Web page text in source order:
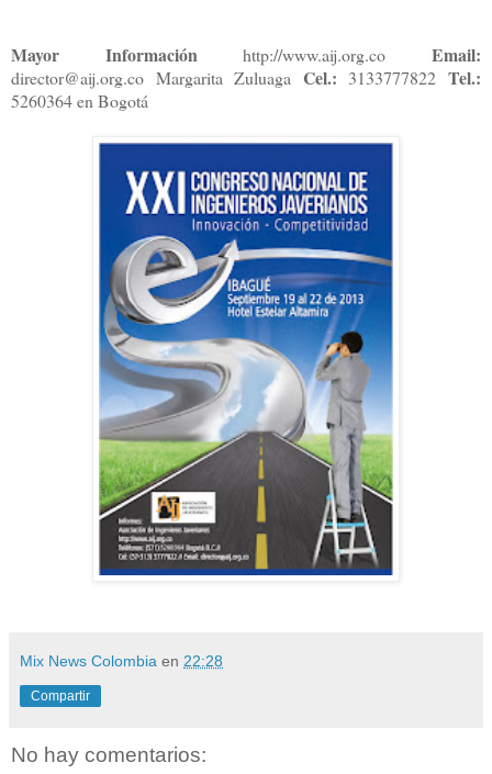
Mayor Informaciónhttp://www.aij.org.coEmail:
director@aij.org.co Margarita Zuluaga Cel.: 3133777822Tel.:
5260364 en Bogotá
Mix News Colombia en 22:28
Compartir
No hay comentarios: